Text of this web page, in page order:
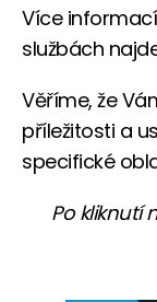
Více
službách
Věříme, že
příležitosti a
specifické
Po kliknutí